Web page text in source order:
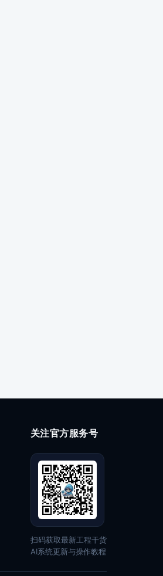
关注官方服务号
扫码获取最新工程干货
AI系统更新与操作教程